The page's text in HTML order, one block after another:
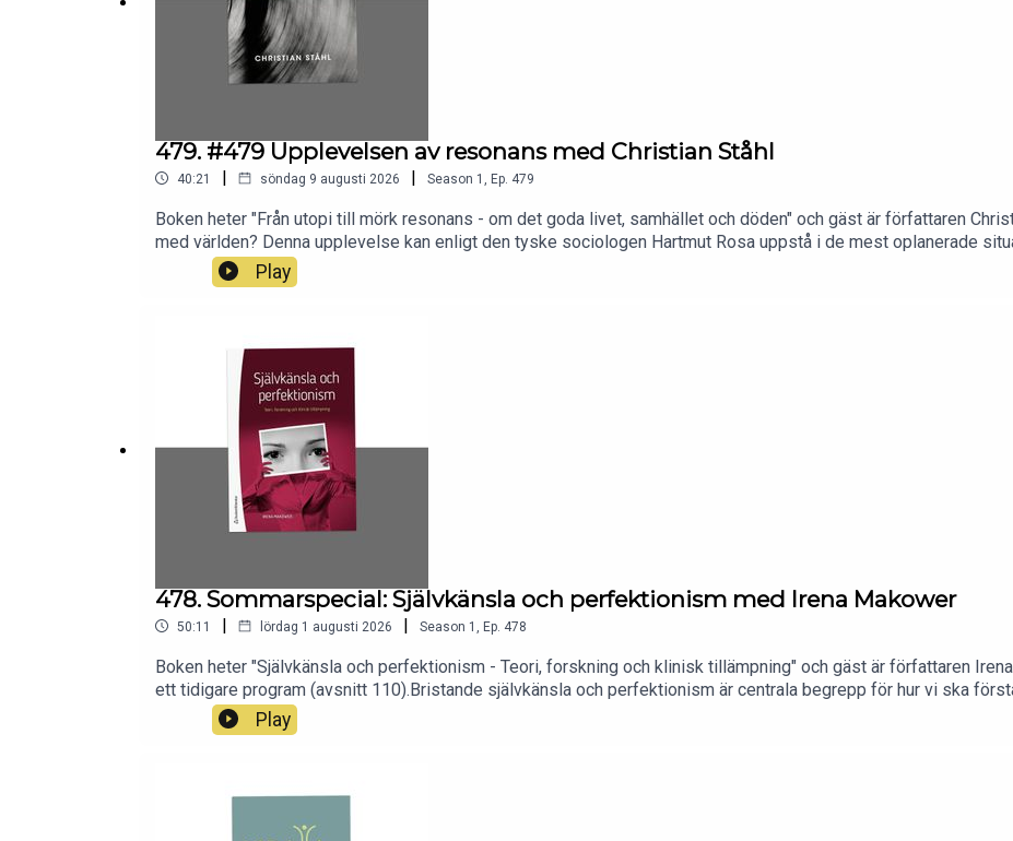
479. #479 Upplevelsen av resonans med Christian Ståhl
40:21 | söndag 9 augusti 2026 | Season 1 Ep. 479
Boken heter "Från utopi till mörk resonans - om det goda livet, samhället och döden" och gäst är författaren
med världen? Denna upplevelse kan enligt den tyske sociologen Hartmut Rosa uppstå i de mest oplanerade
en helt vanlig dag på jobbet; i beröringen av en älskad, ett samtal med en främling, mitt i en rasande storm. Men
alienation som präglar det moderna livet, där allt fler delar av tillvaron pressas in i effektivitetens logik. I den här
Play
478. Sommarspecial: Självkänsla och perfektionism med Irena Makower
50:11 | lördag 1 augusti 2026 | Season 1 Ep. 478
Boken heter "Självkänsla och perfektionism - Teori, forskning och klinisk tillämpning" och gäst är författaren
ett tidigare program (avsnitt 110).Bristande självkänsla och perfektionism är centrala begrepp för hur vi ska
samhälle. I västvärlden har perfektionismen fördubblats sedan 1980-talet och drabbar allt yngre personer. Låg
som inslag i en mängd olika psykiatriska diagnoser och orsakar lidande. I boken presenteras olika typer av låg
Play